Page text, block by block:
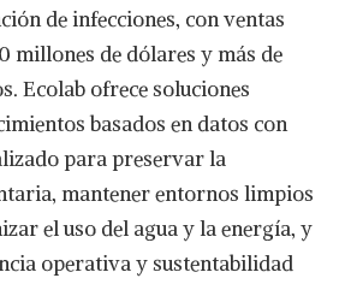
de infecciones, con ventas
millones de dólares y más de
Ecolab ofrece soluciones
basados en datos con
para preservar la
mantener entornos limpios
el uso del agua y la energía, y
operativa y sustentabilidad